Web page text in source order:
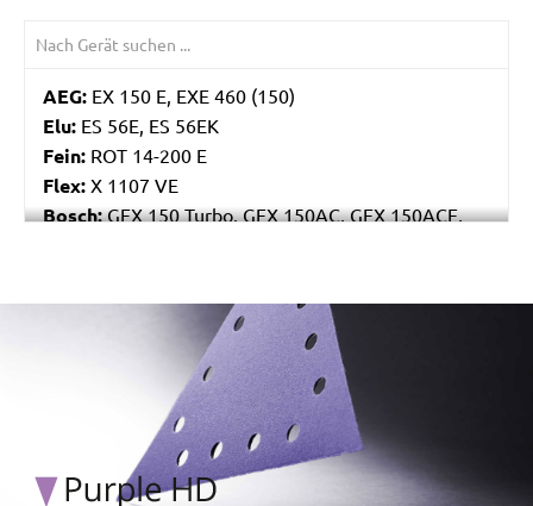
AEG: EX 150 E, EXE 460 (150)
Elu: ES 56E, ES 56EK
Fein: ROT 14-200 E
Flex: X 1107 VE
Bosch:GEX 150 Turbo, GEX 150AC, GEX 150ACE,
Kress:900 HEX/2, 900 MPS
D26410, DW443
ETS 150
SXE 425 XL, SXE 450 Duo, SXE 450
LRT 150, RO 150 E
Wegoma:RT 188N, RTE 146L, RTE 46L, RX 91C
/marketing/parallax/menzer/parallax_logos/